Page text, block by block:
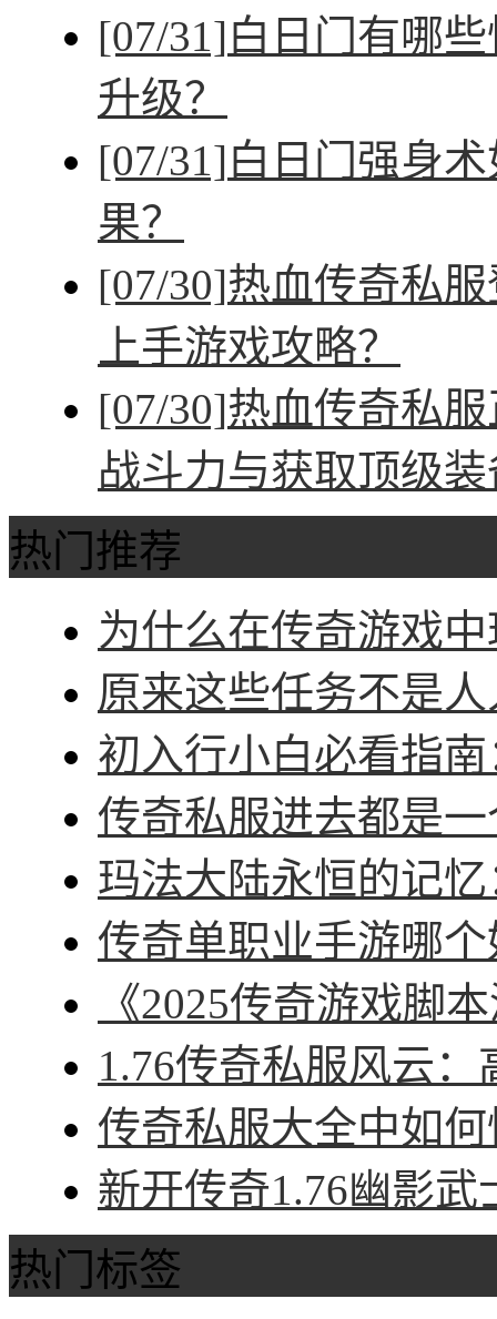
[07/31]白日门有哪
升级？
[07/31]白日门强身
果？
[07/30]热血传奇私
上手游戏攻略？
[07/30]热血传奇私
战斗力与获取顶级
热门推荐
为什么在传奇游戏
原来这些任务不是
初入行小白必看指
传奇私服进去都是
玛法大陆永恒的记
传奇单职业手游哪
《2025传奇游戏脚
1.76传奇私服风云
传奇私服大全中如
新开传奇1.76幽影
热门标签